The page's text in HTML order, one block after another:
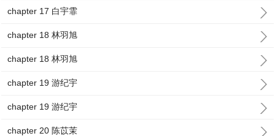
chapter 17 白宇霏
chapter 18 林羽旭
chapter 18 林羽旭
chapter 19 游纪宇
chapter 19 游纪宇
chapter 20 陈苡茉